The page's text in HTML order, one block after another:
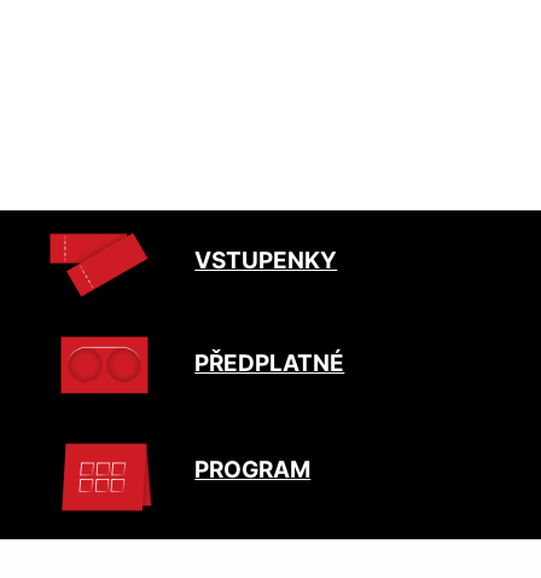
VSTUPENKY
PŘEDPLATNÉ
PROGRAM